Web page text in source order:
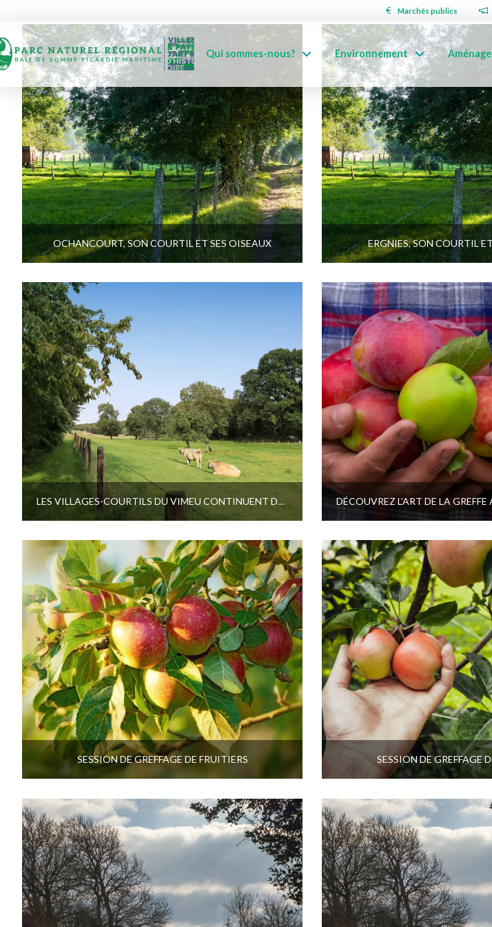
Marchés publics
Qui sommes-nous? Environnement
OCHANCOURT, SON COURTIL ET SES OISEAUX ERGNIES, SON COURTIL
LES VILLAGES-COURTILS DU VIMEU CONTINUENT DE RÉVÉLER LEURS RICHESSES !
SESSION DE GREFFAGE DE FRUITIERS SESSION DE GREFFAGE